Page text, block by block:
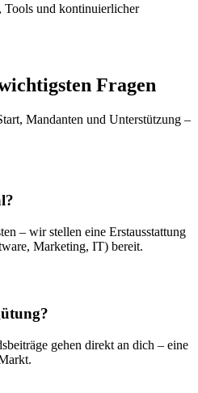
und kontinuierlicher
Fragen
Mandanten und Unterstützung –
– wir stellen eine Erstausstattung
Marketing, IT) bereit.
gehen direkt an dich – eine